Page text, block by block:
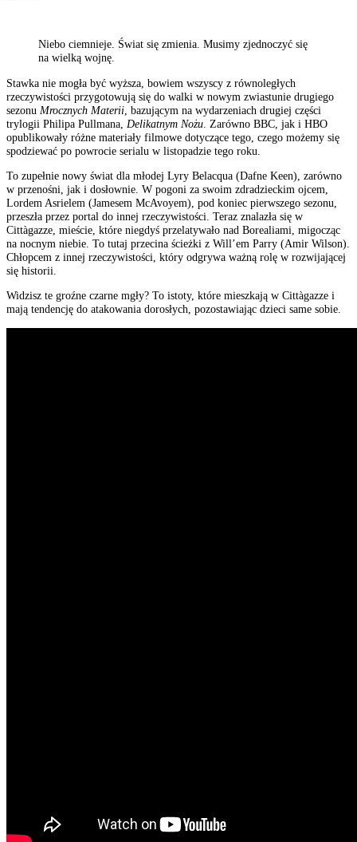
Niebo ciemnieje. Świat się zmienia. Musimy zjednoczyć się
na wielką wojnę.
Stawka nie mogła być wyższa, bowiem wszyscy z równoległych
rzeczywistości przygotowują się do walki w nowym zwiastunie drugiego
sezonu Mrocznych Materii , bazującym na wydarzeniach drugiej części
trylogii Philipa Pullmana, Delikatnym Nożu . Zarówno BBC, jak i HBO
opublikowały różne materiały filmowe dotyczące tego, czego możemy się
spodziewać po powrocie serialu w listopadzie tego roku.
To zupełnie nowy świat dla młodej Lyry Belacqua (Dafne Keen), zarówno
w przenośni, jak i dosłownie. W pogoni za swoim zdradzieckim ojcem,
Lordem Asrielem (Jamesem McAvoyem), pod koniec pierwszego sezonu,
przeszła przez portal do innej rzeczywistości. Teraz znalazła się w
Cittàgazze, mieście, które niegdyś przelatywało nad Borealiami, migocząc
na nocnym niebie. To tutaj przecina ścieżki z Will’em Parry (Amir Wilson).
Chłopcem z innej rzeczywistości, który odgrywa ważną rolę w rozwijającej
się historii.
Widzisz te groźne czarne mgły? To istoty, które mieszkają w Cittàgazze i
mają tendencję do atakowania dorosłych, pozostawiając dzieci same sobie.